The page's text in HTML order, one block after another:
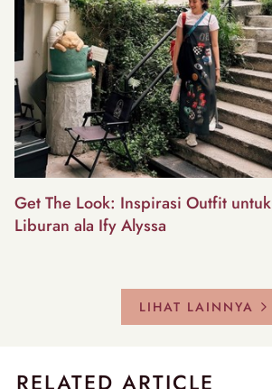
Get The Look: Inspirasi Outfit untuk
Liburan ala Ify Alyssa
LIHAT LAINNYA